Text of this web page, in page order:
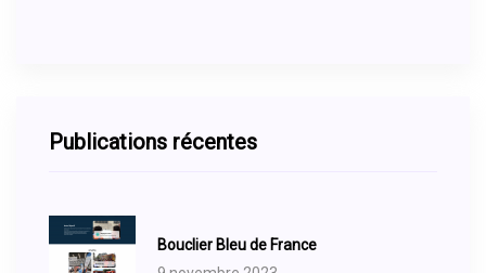
Publications récentes
Bouclier Bleu de France